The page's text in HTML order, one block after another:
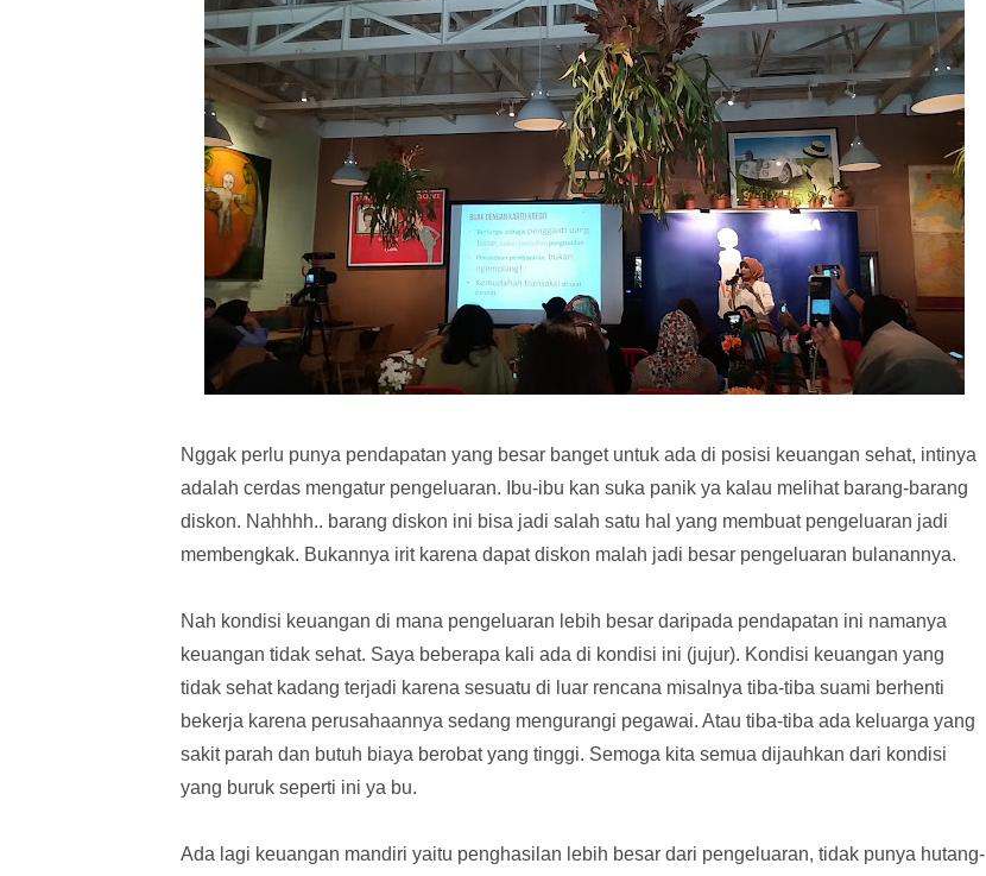
Nggak perlu punya pendapatan yang besar banget untuk ada di posisi keuangan sehat, intinya
adalah cerdas mengatur pengeluaran. Ibu-ibu kan suka panik ya kalau melihat barang-barang
diskon. Nahhhh.. barang diskon ini bisa jadi salah satu hal yang membuat pengeluaran jadi
membengkak. Bukannya irit karena dapat diskon malah jadi besar pengeluaran bulanannya.
Nah kondisi keuangan di mana pengeluaran lebih besar daripada pendapatan ini namanya
keuangan tidak sehat. Saya beberapa kali ada di kondisi ini (jujur). Kondisi keuangan yang
tidak sehat kadang terjadi karena sesuatu di luar rencana misalnya tiba-tiba suami berhenti
bekerja karena perusahaannya sedang mengurangi pegawai. Atau tiba-tiba ada keluarga yang
sakit parah dan butuh biaya berobat yang tinggi. Semoga kita semua dijauhkan dari kondisi
yang buruk seperti ini ya bu.
Ada lagi keuangan mandiri yaitu penghasilan lebih besar dari pengeluaran, tidak punya hutang-